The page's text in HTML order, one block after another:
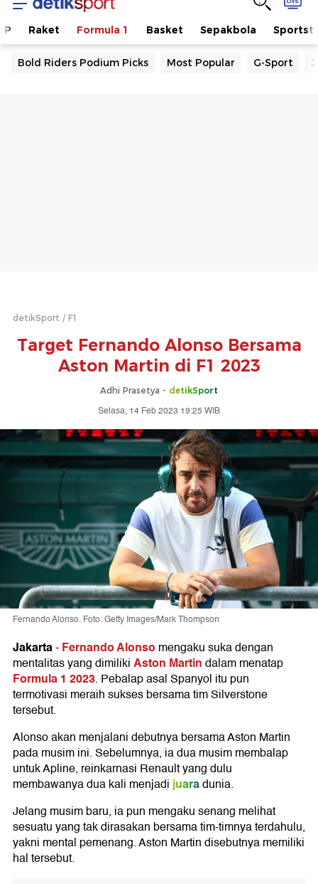
Raket Formula 1 Basket Sepakbola
Bold Riders Podium Picks Most Popular G-Sport
detikSport F1
Target Fernando Alonso Bersama
Aston Martin di F1 2023
Adhi Prasetya - detikSport
Selasa, 14 Feb 2023 19:25 WIB
Fernando Alonso. Foto: Getty Images/Mark Thompson
Jakarta-Fernando Alonsomengaku suka dengan
mentalitas yang dimilikiAston Martindalam menatap
Formula 1 2023. Pebalap asal Spanyol itu pun
termotivasi meraih sukses bersama tim Silverstone
tersebut.
Alonso akan menjalani debutnya bersama Aston Martin
pada musim ini. Sebelumnya, ia dua musim membalap
untuk Apline, reinkarnasi Renault yang dulu
membawanya dua kali menjadijuaradunia.
Jelang musim baru, ia pun mengaku senang melihat
sesuatu yang tak dirasakan bersama tim-timnya terdahulu,
yakni mental pemenang. Aston Martin disebutnya memiliki
hal tersebut.